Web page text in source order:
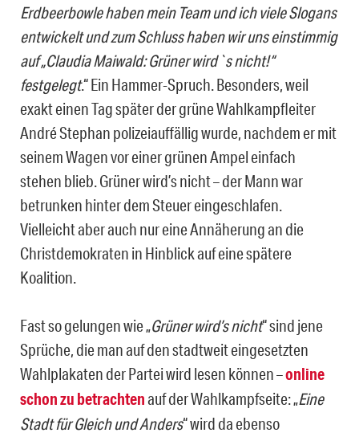
Erdbeerbowle haben mein Team und ich viele Slogans
entwickelt und zum Schluss haben wir uns einstimmig
auf „Claudia Maiwald: Grüner wird`s nicht!“
festgelegt.“ Ein Hammer-Spruch. Besonders, weil
exakt einen Tag später der grüne Wahlkampfleiter
André Stephan polizeiauffällig wurde, nachdem er mit
seinem Wagen vor einer grünen Ampel einfach
stehen blieb. Grüner wird’s nicht – der Mann war
betrunken hinter dem Steuer eingeschlafen.
Vielleicht aber auch nur eine Annäherung an die
Christdemokraten in Hinblick auf eine spätere
Koalition.
Fast so gelungen wie „Grüner wird’s nicht“ sind jene
Sprüche, die man auf den stadtweit eingesetzten
Wahlplakaten der Partei wird lesen können –online
schon zu betrachtenauf der Wahlkampfseite: „Eine
Stadt für Gleich und Anders“ wird da ebenso